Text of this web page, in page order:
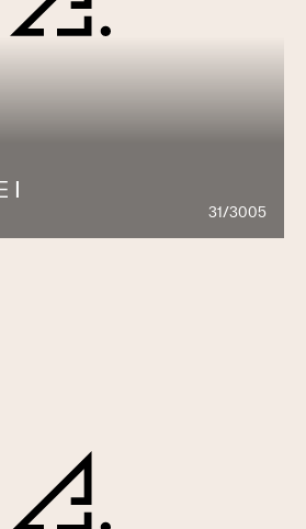
I
31/3005